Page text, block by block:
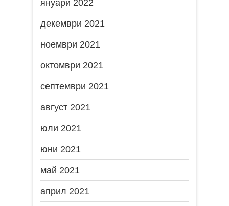
януари 2022
декември 2021
ноември 2021
октомври 2021
септември 2021
август 2021
юли 2021
юни 2021
май 2021
април 2021